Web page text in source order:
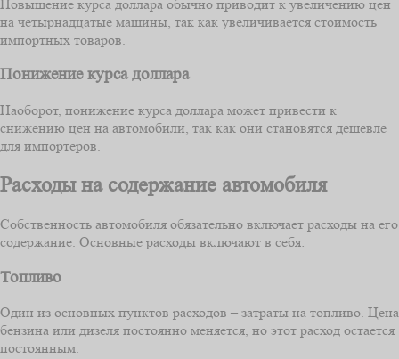
Повышение курса доллара обычно приводит к увеличению цен
на четырнадцатые машины, так как увеличивается стоимость
импортных товаров.
Понижение курса доллара
Наоборот, понижение курса доллара может привести к
снижению цен на автомобили, так как они становятся дешевле
для импортёров.
Расходы на содержание автомобиля
Собственность автомобиля обязательно включает расходы на его
содержание. Основные расходы включают в себя:
Топливо
Один из основных пунктов расходов – затраты на топливо. Цена
бензина или дизеля постоянно меняется, но этот расход остается
постоянным.